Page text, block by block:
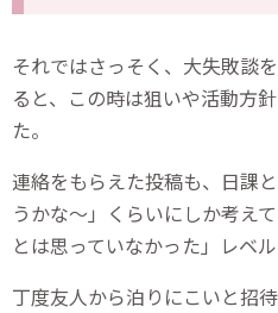
それではさっそく、大失敗談
ると、この時は狙いや活動方
た。
連絡をもらえた投稿も、日課
うかな～」くらいにしか考え
とは思っていなかった」レベル
丁度友人から泊りにこいと招